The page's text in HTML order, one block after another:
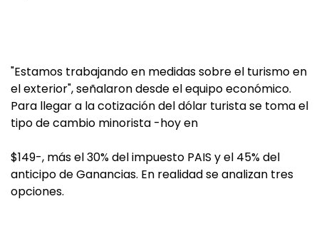
"Estamos trabajando en medidas sobre el turismo en
el exterior", señalaron desde el equipo económico.
Para llegar a la cotización del dólar turista se toma el
tipo de cambio minorista -hoy en
$149-, más el 30% del impuesto PAIS y el 45% del
anticipo de Ganancias. En realidad se analizan tres
opciones.